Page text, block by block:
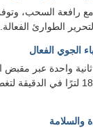
رافعة السحب،
الجوي الفعال
ثانية واحدة عبر
تدفقًا من 12 إلى 18 لترًا في
والسلامة